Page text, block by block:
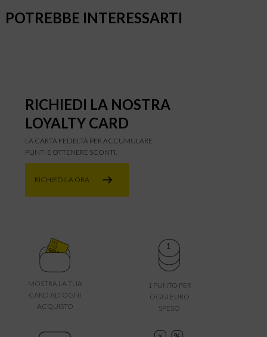
POTREBBE INTERESSARTI
RICHIEDI LA NOSTRA
LOYALTY CARD
LA CARTA FEDELTÀ PER ACCUMULARE
PUNTI E OTTENERE SCONTI.
RICHIEDILA ORA
MOSTRA LA TUA
CARD AD OGNI
ACQUISTO
1 PUNTO PER
OGNI EURO
SPESO